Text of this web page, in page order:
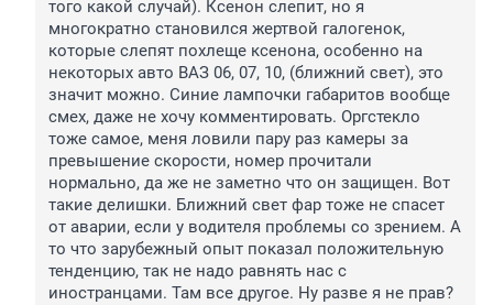
того какой случай). Ксенон слепит, но я
многократно становился жертвой галогенок,
которые слепят похлеще ксенона, особенно на
некоторых авто ВАЗ 06, 07, 10, (ближний свет), это
значит можно. Синие лампочки габаритов вообще
смех, даже не хочу комментировать. Оргстекло
тоже самое, меня ловили пару раз камеры за
превышение скорости, номер прочитали
нормально, да же не заметно что он защищен. Вот
такие делишки. Ближний свет фар тоже не спасет
от аварии, если у водителя проблемы со зрением. А
то что зарубежный опыт показал положительную
тенденцию, так не надо равнять нас с
иностранцами. Там все другое. Ну разве я не прав?